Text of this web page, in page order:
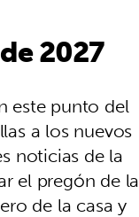
2027
este punto del
a los nuevos
noticias de la
el pregón de la
de la casa y